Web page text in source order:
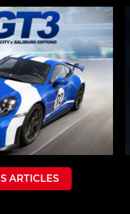
ARTICLES